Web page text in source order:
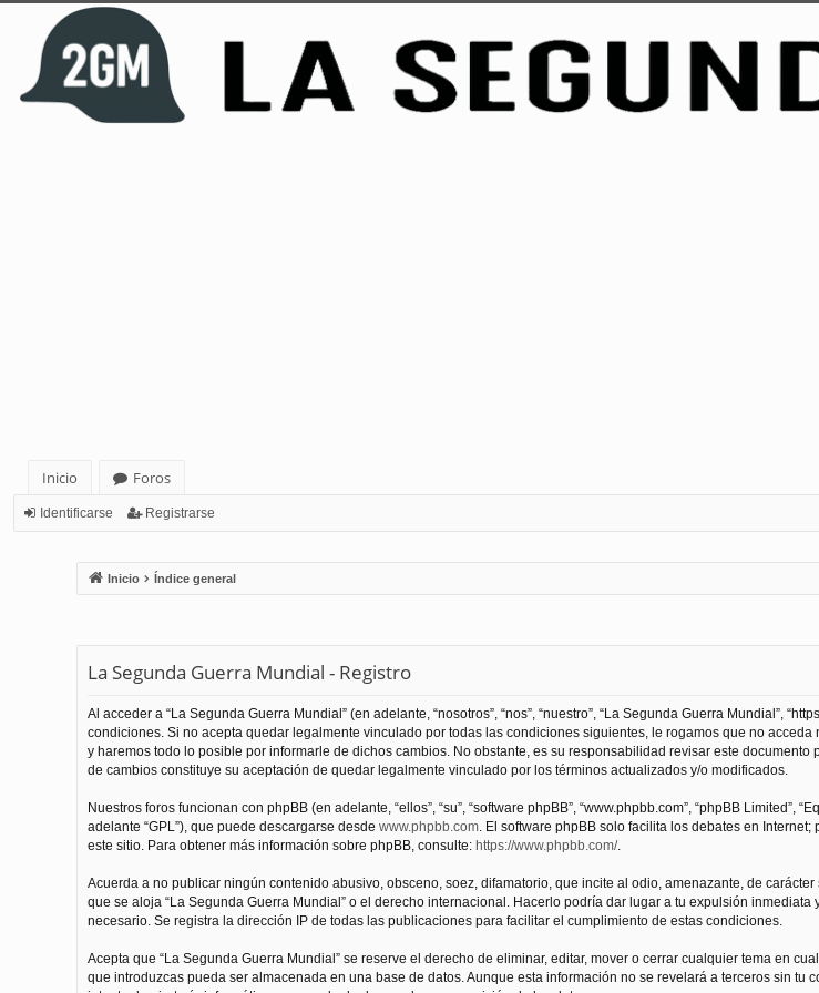
Inicio
Foros
Identificarse Registrarse
Inicio Índice general
La Segunda Guerra Mundial - Registro
Al acceder a “La Segunda Guerra Mundial” (en adelante, “nosotros”, “nos”, “nuestro”, “La Segunda Guerra Mundial”,
condiciones. Si no acepta quedar legalmente vinculado por todas las condiciones siguientes, le rogamos que no
y haremos todo lo posible por informarle de dichos cambios. No obstante, es su responsabilidad revisar este
de cambios constituye su aceptación de quedar legalmente vinculado por los términos actualizados y/o modificados.
Nuestros foros funcionan con phpBB (en adelante, “ellos”, “su”, “software phpBB”, “www.phpbb.com”, “phpBB Limited”,
adelante “GPL”), que puede descargarse desde www.phpbb.com. El software phpBB solo facilita los debates en
este sitio. Para obtener más información sobre phpBB, consulte: https://www.phpbb.com/.
Acuerda a no publicar ningún contenido abusivo, obsceno, soez, difamatorio, que incite al odio, amenazante, de
que se aloja “La Segunda Guerra Mundial” o el derecho internacional. Hacerlo podría dar lugar a tu expulsión
necesario. Se registra la dirección IP de todas las publicaciones para facilitar el cumplimiento de estas condiciones.
Acepta que “La Segunda Guerra Mundial” se reserve el derecho de eliminar, editar, mover o cerrar cualquier tema en
que introduzcas pueda ser almacenada en una base de datos. Aunque esta información no se revelará a terceros sin